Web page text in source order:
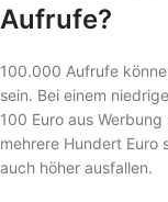
Aufrufe?
100.000 Aufrufe
sein. Bei einem
100 Euro aus
mehrere Hundert Euro
auch höher ausfallen.